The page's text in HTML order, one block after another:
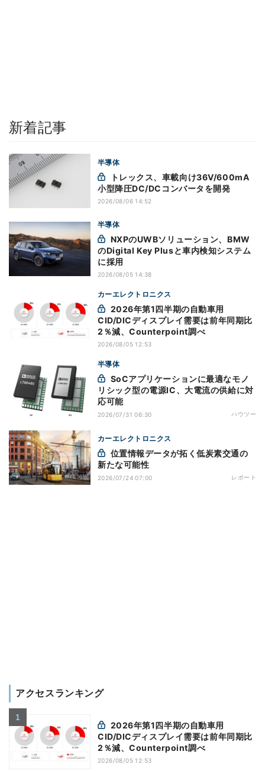
新着記事
半導体
小型降圧DC/DCコンバータを開発
2026/08/06 14:52
半導体
のDigital Key Plusと車内検知システム
に採用
2026/08/05 14:38
カーエレクトロニクス
CID/DICディスプレイ需要は前年同期比
2％減、Counterpoint調べ
2026/08/05 12:53
半導体
リシック型の電源IC、大電流の供給に対
応可能
2026/07/31 06:30 ハウツー
カーエレクトロニクス
新たな可能性
2026/07/24 07:00 レポート
アクセスランキング
CID/DICディスプレイ需要は前年同期比
2％減、Counterpoint調べ
2026/08/05 12:53